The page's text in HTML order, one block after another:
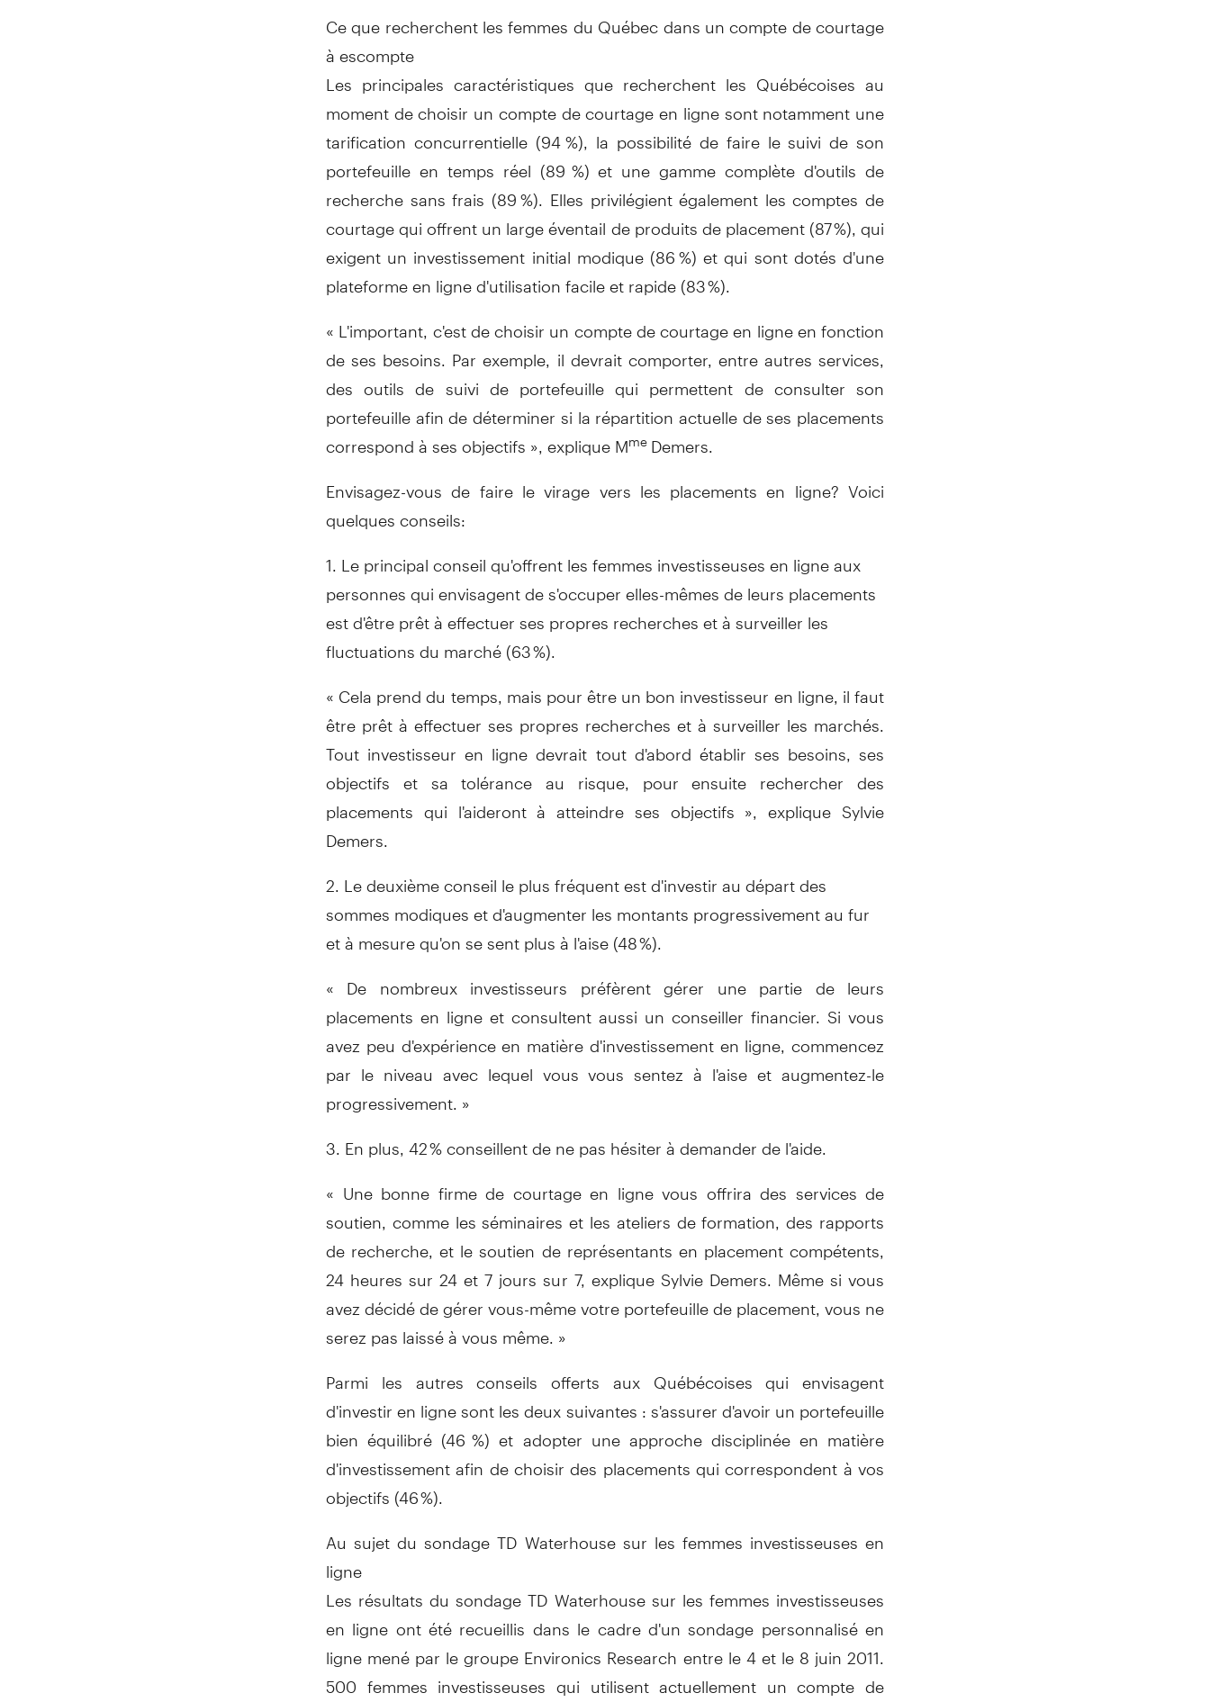
Ce que recherchent les femmes du Québec dans un compte de courtage
à escompte
Les principales caractéristiques que recherchent les Québécoises au
moment de choisir un compte de courtage en ligne sont notamment une
tarification concurrentielle (94 %), la possibilité de faire le suivi de son
portefeuille en temps réel (89 %) et une gamme complète d'outils de
recherche sans frais (89 %). Elles privilégient également les comptes de
courtage qui offrent un large éventail de produits de placement (87 %), qui
exigent un investissement initial modique (86 %) et qui sont dotés d'une
plateforme en ligne d'utilisation facile et rapide (83 %).
« L'important, c'est de choisir un compte de courtage en ligne en fonction
de ses besoins. Par exemple, il devrait comporter, entre autres services,
des outils de suivi de portefeuille qui permettent de consulter son
portefeuille afin de déterminer si la répartition actuelle de ses placements
correspond à ses objectifs », explique MmeDemers.
Envisagez-vous de faire le virage vers les placements en ligne? Voici
quelques conseils:
1. Le principal conseil qu'offrent les femmes investisseuses en ligne aux
personnes qui envisagent de s'occuper elles-mêmes de leurs placements
est d'être prêt à effectuer ses propres recherches et à surveiller les
fluctuations du marché (63 %).
« Cela prend du temps, mais pour être un bon investisseur en ligne, il faut
être prêt à effectuer ses propres recherches et à surveiller les marchés.
Tout investisseur en ligne devrait tout d'abord établir ses besoins, ses
objectifs et sa tolérance au risque, pour ensuite rechercher des
placements qui l'aideront à atteindre ses objectifs », explique Sylvie
Demers.
2. Le deuxième conseil le plus fréquent est d'investir au départ des
sommes modiques et d'augmenter les montants progressivement au fur
et à mesure qu'on se sent plus à l'aise (48 %).
« De nombreux investisseurs préfèrent gérer une partie de leurs
placements en ligne et consultent aussi un conseiller financier. Si vous
avez peu d'expérience en matière d'investissement en ligne, commencez
par le niveau avec lequel vous vous sentez à l'aise et augmentez-le
progressivement. »
3. En plus, 42 % conseillent de ne pas hésiter à demander de l'aide.
« Une bonne firme de courtage en ligne vous offrira des services de
soutien, comme les séminaires et les ateliers de formation, des rapports
de recherche, et le soutien de représentants en placement compétents,
24 heures sur 24 et 7 jours sur 7, explique Sylvie Demers. Même si vous
avez décidé de gérer vous-même votre portefeuille de placement, vous ne
serez pas laissé à vous même. »
Parmi les autres conseils offerts aux Québécoises qui envisagent
d'investir en ligne sont les deux suivantes : s'assurer d'avoir un portefeuille
bien équilibré (46 %) et adopter une approche disciplinée en matière
d'investissement afin de choisir des placements qui correspondent à vos
objectifs (46 %).
Au sujet du sondage TD Waterhouse sur les femmes investisseuses en
ligne
Les résultats du sondage TD Waterhouse sur les femmes investisseuses
en ligne ont été recueillis dans le cadre d'un sondage personnalisé en
ligne mené par le groupe Environics Research entre le 4 et le 8 juin 2011.
500 femmes investisseuses qui utilisent actuellement un compte de